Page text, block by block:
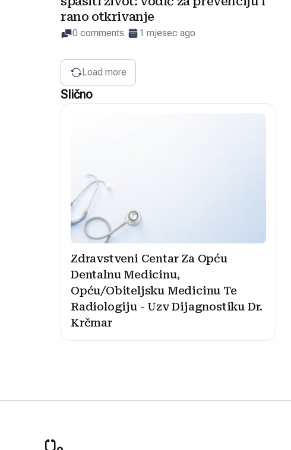
rano otkrivanje
0 comments 1 mjesec ago
Load more
Slično
Zdravstveni Centar Za Opću
Dentalnu Medicinu,
Opću/Obiteljsku Medicinu Te
Radiologiju - Uzv Dijagnostiku Dr.
Krčmar